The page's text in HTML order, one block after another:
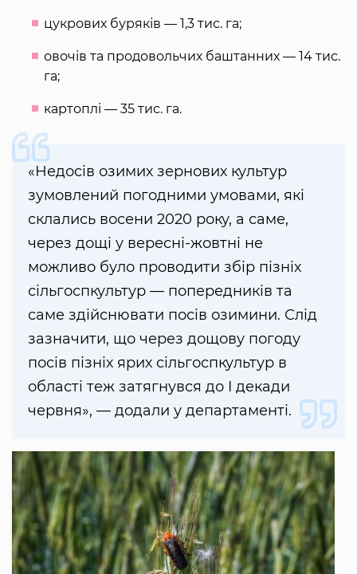
цукрових буряків — 1,3 тис. га;
овочів та продовольчих баштанних — 14 тис.
га;
картоплі — 35 тис. га.
«Недосів озимих зернових культур
зумовлений погодними умовами, які
склались восени 2020 року, а саме,
через дощі у вересні-жовтні не
можливо було проводити збір пізніх
сільгоспкультур — попередників та
саме здійснювати посів озимини. Слід
зазначити, що через дощову погоду
посів пізніх ярих сільгоспкультур в
області теж затягнувся до I декади
червня», — додали у департаменті.